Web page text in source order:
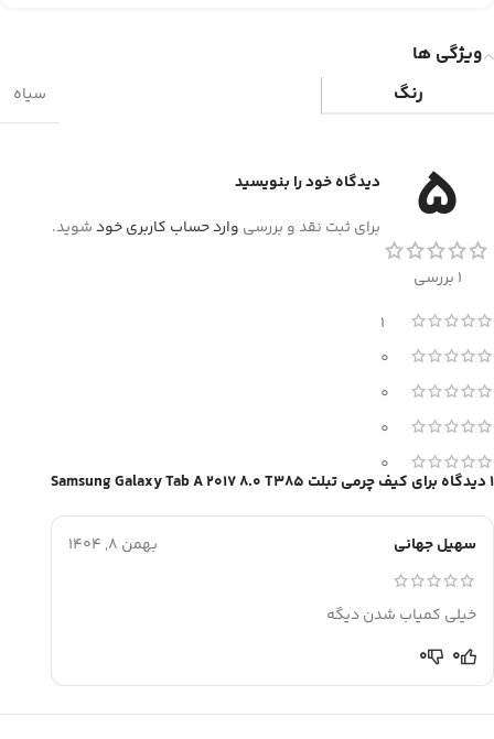
ویژگی ها
رنگ
سیاه
5
1 بررسی
1
0
0
0
0
1 دیدگاه برای کیف چرمی تبلت Samsung Galaxy Tab A 2017 8.0 T385
سهیل جهانی بهمن 8, 1404
خیلی کمیاب شدن دیگه
0
0
دیدگاه خود را بنویسید
برای ثبت نقد و بررسی وارد حساب کاربری خودشوید.